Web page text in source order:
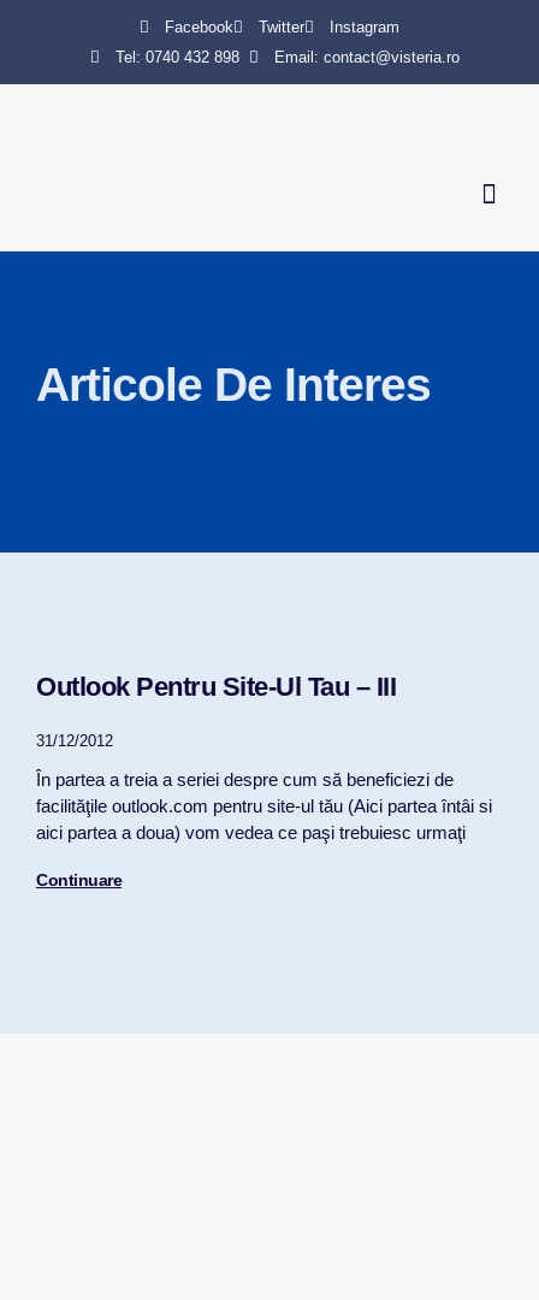
Facebook Twitter
Instagram
Tel: 0740 432 898
Email: contact@visteria.ro
Articole De Interes
Outlook Pentru Site-Ul Tau – III
31/12/2012
În partea a treia a seriei despre cum să beneficiezi de
facilităţile outlook.com pentru site-ul tău (Aici partea întâi si
aici partea a doua) vom vedea ce paşi trebuiesc urmaţi
Continuare